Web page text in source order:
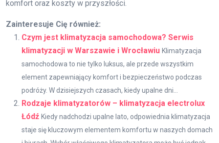
komfort oraz koszty w przyszłości.
Zainteresuje Cię również:
Czym jest klimatyzacja samochodowa? Serwis
klimatyzacji w Warszawie i Wrocławiu Klimatyzacja
samochodowa to nie tylko luksus, ale przede wszystkim
element zapewniający komfort i bezpieczeństwo podczas
podróży. W dzisiejszych czasach, kiedy upalne dni...
Rodzaje klimatyzatorów – klimatyzacja electrolux
Łódź Kiedy nadchodzi upalne lato, odpowiednia klimatyzacja
staje się kluczowym elementem komfortu w naszych domach